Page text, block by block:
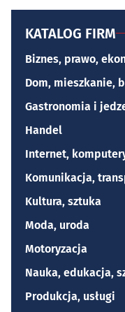
KATALOG FIRM
Biznes, prawo,
Dom, mieszkanie,
Gastronomia i
Handel
Internet,
Komunikacja,
Kultura, sztuka
Moda, uroda
Motoryzacja
Nauka, edukacja,
Produkcja, usługi